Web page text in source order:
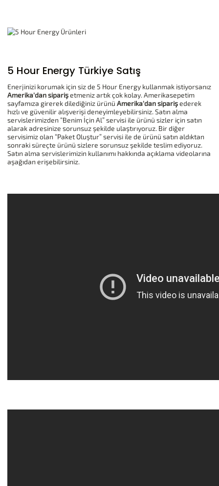
5 Hour Energy Türkiye Satış
Enerjinizi korumak için siz de 5 Hour Energy kullanmak istiyorsanız
Amerika'dan siparişetmeniz artık çok kolay. Amerikasepetim
sayfamıza girerek dilediğiniz ürünü Amerika'dan siparişederek
hızlı ve güvenilir alışverişi deneyimleyebilirsiniz. Satın alma
servislerimizden “Benim İçin Al” servisi ile ürünü sizler için satın
alarak adresinize sorunsuz şekilde ulaştırıyoruz. Bir diğer
servisimiz olan “Paket Oluştur” servisi ile de ürünü satın aldıktan
sonraki süreçte ürünü sizlere sorunsuz şekilde teslim ediyoruz.
Satın alma servislerimizin kullanımı hakkında açıklama videolarına
aşağıdan erişebilirsiniz.